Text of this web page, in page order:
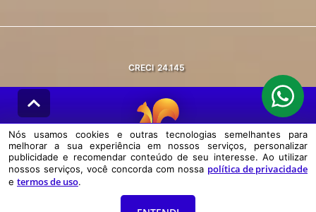
CRECI 24.145
© DESENVOLVIDO PELAAGIL.NET
Nós usamos cookies e outras tecnologias semelhantes para melhorar a
sua experiência em nossos serviços, personalizar publicidade e
Nós usamos cookies e outras tecnologias semelhantes para
melhorar a sua experiência em nossos serviços, personalizar
publicidade e recomendar conteúdo de seu interesse. Ao utilizar
nossos serviços, você concorda com nossa política de privacidade
e termos de uso.